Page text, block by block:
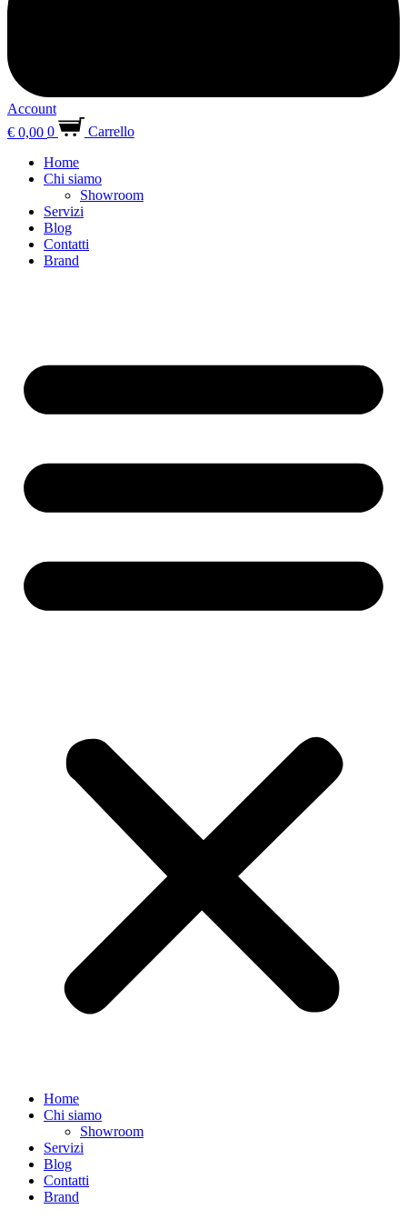
Account
€ 0,00 0
Carrello
Home
Chi siamo
Showroom
Servizi
Blog
Contatti
Brand
Home
Chi siamo
Showroom
Servizi
Blog
Contatti
Brand